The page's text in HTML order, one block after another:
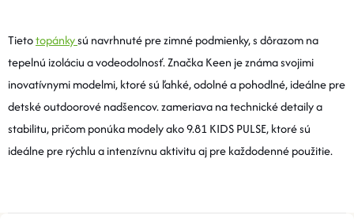
V
L
Á
D
Tietotopánkysú navrhnuté pre zimné podmienky, s dôrazom na
tepelnú izoláciu a vodeodolnosť. Značka Keen je známa svojimi
inovatívnymi modelmi, ktoré sú ľahké, odolné a pohodlné, ideálne pre
detské outdoorové nadšencov. zameriava na technické detaily a
stabilitu, pričom ponúka modely ako 9.81 KIDS PULSE, ktoré sú
ideálne pre rýchlu a intenzívnu aktivitu aj pre každodenné použitie.